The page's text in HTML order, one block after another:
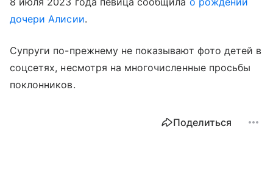
дочери Алисии.
Супруги по-прежнему не показывают фото детей в
соцсетях, несмотря на многочисленные просьбы
поклонников.
Поделиться